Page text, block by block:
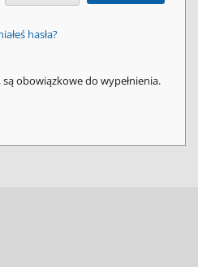
hasła?
obowiązkowe do wypełnienia.